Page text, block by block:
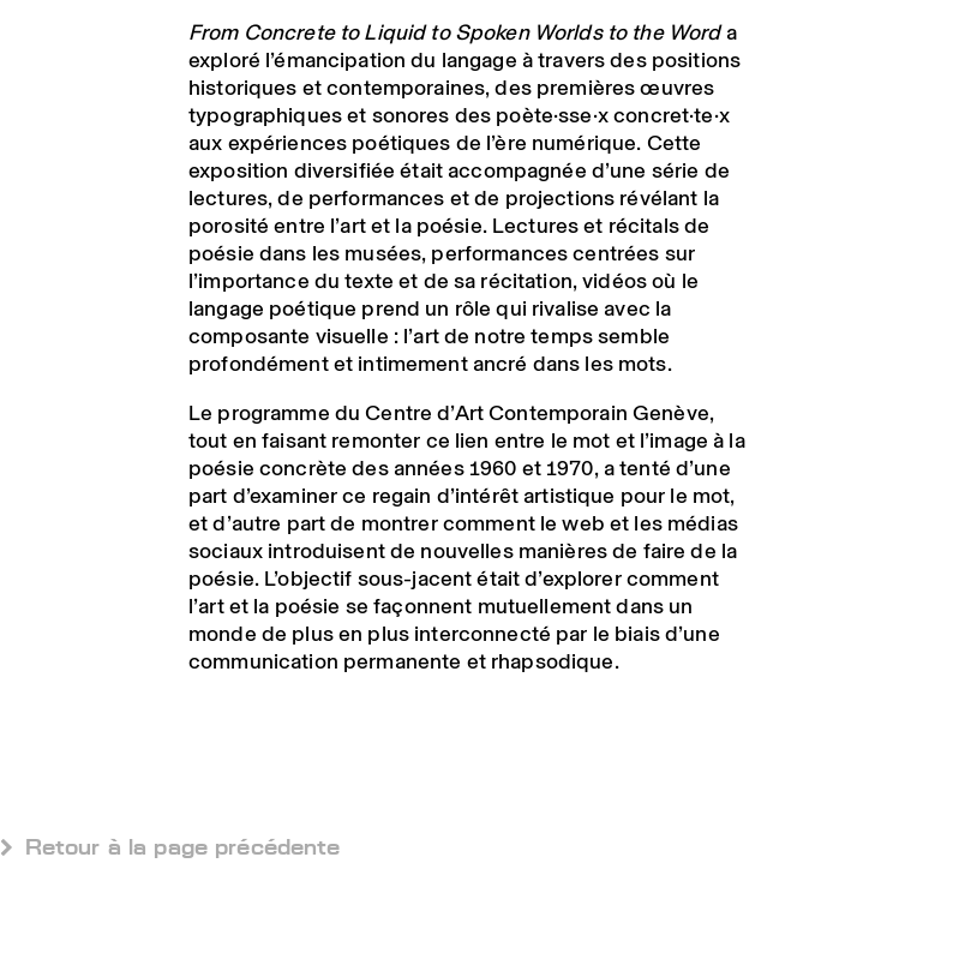
From Concrete to Liquid to Spoken Worlds to the Worda
exploré l’émancipation du langage à travers des positions
historiques et contemporaines, des premières œuvres
typographiques et sonores despoète·sse·x concret·te·x
aux expériences poétiques de l’ère numérique. Cette
exposition diversifiée était accompagnée d’une série de
lectures, de performances et de projections révélant la
porosité entre l’art et la poésie. Lectures et récitals de
poésie dans les musées, performances centrées sur
l’importance du texte et de sa récitation, vidéos où le
langage poétique prend un rôle qui rivalise avec la
composante visuelle : l’art de notre temps semble
profondément et intimement ancré dans les mots.
Le programme du Centre d’Art Contemporain Genève,
tout en faisant remonter ce lien entre le mot et l’image à la
poésie concrète des années 1960 et 1970, a tenté d’une
part d’examiner ce regain d’intérêt artistique pour le mot,
et d’autre part de montrer comment le web et les médias
sociaux introduisent de nouvelles manières de faire de la
poésie. L’objectif sous-jacent était d’explorer comment
l’art et la poésie se façonnent mutuellement dans un
monde de plus en plus interconnecté par le biais d’une
communication permanente et rhapsodique.
 Retour à la page précédente